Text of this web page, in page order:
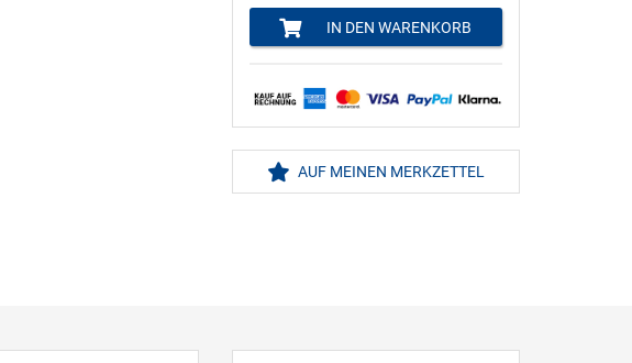
IN DEN WARENKORB
AUF MEINEN MERKZETTEL